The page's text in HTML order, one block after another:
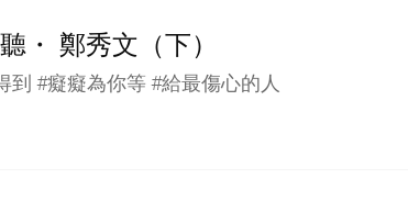
・ 鄭秀文（下）
到 #癡癡為你等 #給最傷心的人